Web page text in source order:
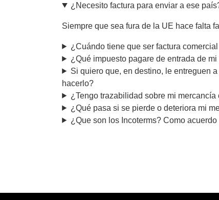
¿Necesito factura para enviar a ese
Siempre que sea fura de la UE hace falta
¿Cuándo tiene que ser factura
¿Qué impuesto pagare de entrada de
Si quiero que, en destino, le entreguen
hacerlo?
¿Tengo trazabilidad sobre mi mercancía
¿Qué pasa si se pierde o deteriora mi
¿Que son los Incoterms? Como